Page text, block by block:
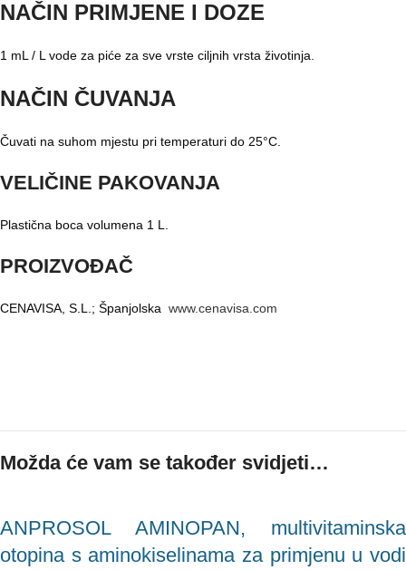
NAČIN PRIMJENE I DOZE
1 mL / L vode za piće za sve vrste ciljnih vrsta životinja.
NAČIN ČUVANJA
Čuvati na suhom mjestu pri temperaturi do 25°C.
VELIČINE PAKOVANJA
Plastična boca volumena 1 L.
PROIZVOĐAČ
CENAVISA, S.L.; Španjolska www.cenavisa.com
Možda će vam se također svidjeti…
ANPROSOL AMINOPAN, multivitaminska
otopina s aminokiselinama za primjenu u vodi